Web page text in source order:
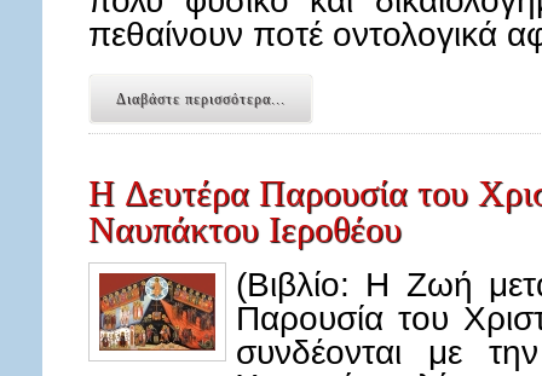
πεθαίνουν ποτέ οντολογικά
Διαβάστε περισσότερα...
H Δευτέρα Παρουσία του
Ναυπάκτου Ιεροθέου
(Βιβλίο: Η Ζωή
Παρουσία του
συνδέονται με